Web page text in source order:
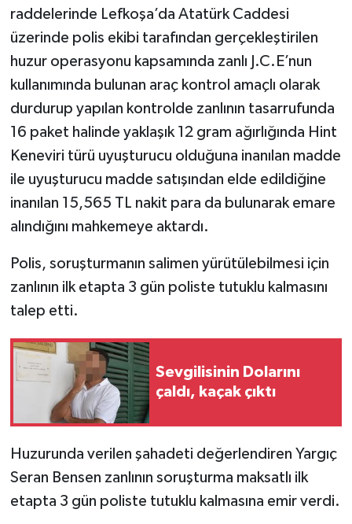
raddelerinde Lefkoşa’da Atatürk Caddesi
üzerinde polis ekibi tarafından gerçekleştirilen
huzur operasyonu kapsamında zanlı J.C.E’nun
kullanımında bulunan araç kontrol amaçlı olarak
durdurup yapılan kontrolde zanlının tasarrufunda
16 paket halinde yaklaşık 12 gram ağırlığında Hint
Keneviri türü uyuşturucu olduğuna inanılan madde
ile uyuşturucu madde satışından elde edildiğine
inanılan 15,565 TL nakit para da bulunarak emare
alındığını mahkemeye aktardı.
Polis, soruşturmanın salimen yürütülebilmesi için
zanlının ilk etapta 3 gün poliste tutuklu kalmasını
talep etti.
Sevgilisinin Dolarını
çaldı, kaçak çıktı
Huzurunda verilen şahadeti değerlendiren Yargıç
Seran Bensen zanlının soruşturma maksatlı ilk
etapta 3 gün poliste tutuklu kalmasına emir verdi.